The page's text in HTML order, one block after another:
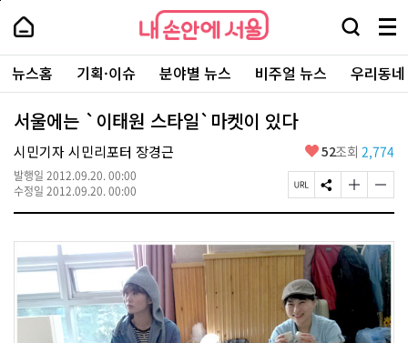
본
로
가
내
손
안
에
서
울
-
서
울
시
대
표
소
포
털
내
손
에
울
검
창
열
기
메
뉴
전
체
보
주
요
서
뉴스홈 기획·이슈 분야별 뉴스 비주얼 뉴스 우리동
서울에는 `이태원 스타일`마켓이 있다
시민기자 시민리포터 장경근
발행일 2012.09.20. 00:00
수정일 2012.09.20. 00:00
좋
요
52조회 2,774
페
이
U
R
L
복
사
S
N
공
유
하
기
글
자
기
크
게
기
글
자
기
작
게
변
경
하
기
페
상
단
로